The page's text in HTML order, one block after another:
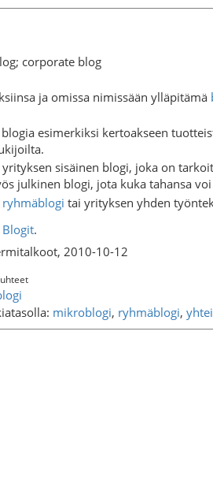
corporate blog
ja omissa nimissään ylläpitämä
esimerkiksi kertoakseen
sisäinen blogi, joka on
julkinen blogi, jota kuka tahansa
ryhmäblogi tai yrityksen yhden
Blogit.
2010-10-12
mikroblogi, ryhmäblogi,